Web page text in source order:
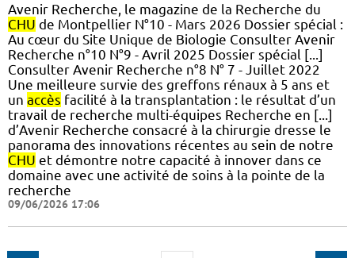
Avenir Recherche, le magazine de la Recherche du
CHU de Montpellier N°10 - Mars 2026 Dossier spécial :
Au cœur du Site Unique de Biologie Consulter Avenir
Recherche n°10 N°9 - Avril 2025 Dossier spécial [...]
Consulter Avenir Recherche n°8 N° 7 - Juillet 2022
Une meilleure survie des greffons rénaux à 5 ans et
un accès facilité à la transplantation : le résultat d’un
travail de recherche multi-équipes Recherche en [...]
d’Avenir Recherche consacré à la chirurgie dresse le
panorama des innovations récentes au sein de notre
CHU et démontre notre capacité à innover dans ce
domaine avec une activité de soins à la pointe de la
recherche
09/06/2026 17:06